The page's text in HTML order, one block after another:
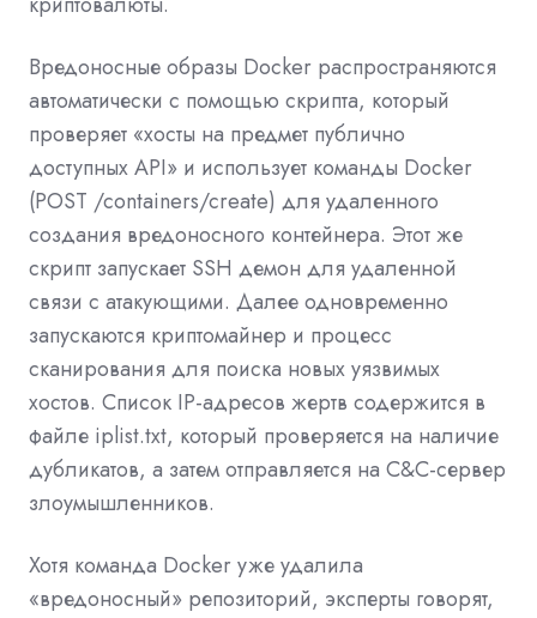
Вредоносные образы Docker распространяются
автоматически с помощью скрипта, который
проверяет «хосты на предмет публично
доступных API» и использует команды Docker
(POST /containers/create) для удаленного
создания вредоносного контейнера. Этот же
скрипт запускает SSH демон для удаленной
связи с атакующими. Далее одновременно
запускаются криптомайнер и процесс
сканирования для поиска новых уязвимых
хостов. Список IP-адресов жертв содержится в
файле iplist.txt, который проверяется на наличие
дубликатов, а затем отправляется на C&C-сервер
злоумышленников.
Хотя команда Docker ужеудалила
«вредоносный» репозиторий, эксперты говорят,